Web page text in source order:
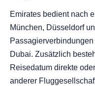
Emirates bedient nach
München, Düsseldorf
Dubai. Zusätzlich
Reisedatum direkte
anderer